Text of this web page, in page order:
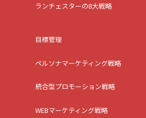
ランチェスターの8大戦略
目標管理
ペルソナマーケティング戦略
統合型プロモーション戦略
WEBマーケティング戦略